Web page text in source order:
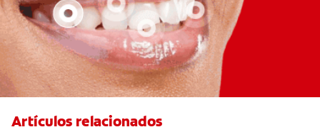
Artículos relacionados